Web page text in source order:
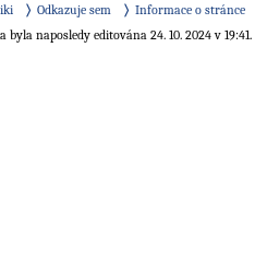
Odkazuje sem
Informace o stránce
byla naposledy editována 24. 10. 2024 v 19:41.